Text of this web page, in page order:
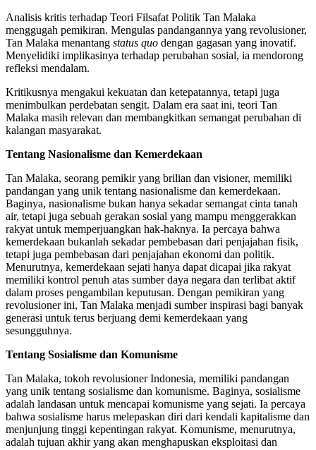
Analisis kritis terhadap Teori Filsafat Politik Tan Malaka
menggugah pemikiran. Mengulas pandangannya yang revolusioner,
Tan Malaka menantang status quo dengan gagasan yang inovatif.
Menyelidiki implikasinya terhadap perubahan sosial, ia mendorong
refleksi mendalam.
Kritikusnya mengakui kekuatan dan ketepatannya, tetapi juga
menimbulkan perdebatan sengit. Dalam era saat ini, teori Tan
Malaka masih relevan dan membangkitkan semangat perubahan di
kalangan masyarakat.
Tentang Nasionalisme dan Kemerdekaan
Tan Malaka, seorang pemikir yang brilian dan visioner, memiliki
pandangan yang unik tentang nasionalisme dan kemerdekaan.
Baginya, nasionalisme bukan hanya sekadar semangat cinta tanah
air, tetapi juga sebuah gerakan sosial yang mampu menggerakkan
rakyat untuk memperjuangkan hak-haknya. Ia percaya bahwa
kemerdekaan bukanlah sekadar pembebasan dari penjajahan fisik,
tetapi juga pembebasan dari penjajahan ekonomi dan politik.
Menurutnya, kemerdekaan sejati hanya dapat dicapai jika rakyat
memiliki kontrol penuh atas sumber daya negara dan terlibat aktif
dalam proses pengambilan keputusan. Dengan pemikiran yang
revolusioner ini, Tan Malaka menjadi sumber inspirasi bagi banyak
generasi untuk terus berjuang demi kemerdekaan yang
sesungguhnya.
Tentang Sosialisme dan Komunisme
Tan Malaka, tokoh revolusioner Indonesia, memiliki pandangan
yang unik tentang sosialisme dan komunisme. Baginya, sosialisme
adalah landasan untuk mencapai komunisme yang sejati. Ia percaya
bahwa sosialisme harus melepaskan diri dari kendali kapitalisme dan
menjunjung tinggi kepentingan rakyat. Komunisme, menurutnya,
adalah tujuan akhir yang akan menghapuskan eksploitasi dan